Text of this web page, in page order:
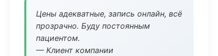
Цены адекватные, запись онлайн, всё
прозрачно. Буду постоянным
пациентом.
— Клиент компании